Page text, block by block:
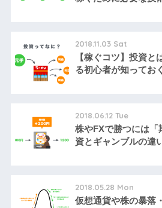
2018.11.03 Sat
【稼ぐコツ】投資
る初心者が知ってお
2018.06.12 Tue
株やFXで勝つには「
資とギャンブルの違
2018.05.28 Mon
仮想通貨や株の暴落